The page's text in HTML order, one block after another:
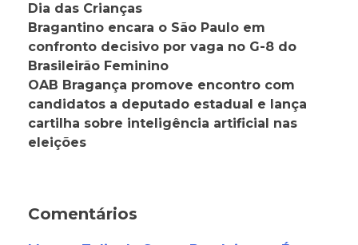
Dia das Crianças
Bragantino encara o São Paulo em
confronto decisivo por vaga no G-8 do
Brasileirão Feminino
OAB Bragança promove encontro com
candidatos a deputado estadual e lança
cartilha sobre inteligência artificial nas
eleições
Comentários